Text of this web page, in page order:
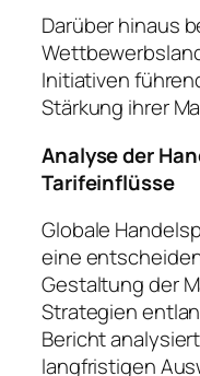
Darüber hinaus
Initiativen
Stärkung ihrer
Analyse der
Tarifeinflüsse
Globale
eine
Gestaltung der
Strategien
Bericht
langfristigen